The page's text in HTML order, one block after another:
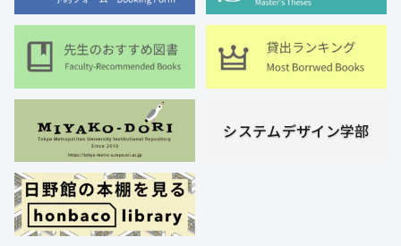
システムデザイン学部